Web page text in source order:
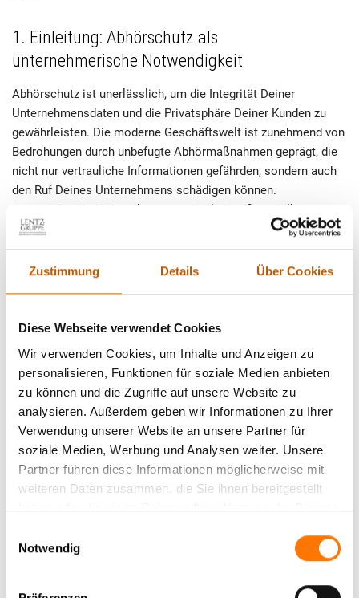
Zustimmung Details Über Cookies
Diese Webseite verwendet Cookies
Wir verwenden Cookies, um Inhalte und Anzeigen zu
personalisieren, Funktionen für soziale Medien anbieten
zu können und die Zugriffe auf unsere Website zu
analysieren. Außerdem geben wir Informationen zu Ihrer
Verwendung unserer Website an unsere Partner für
soziale Medien, Werbung und Analysen weiter. Unsere
Partner führen diese Informationen möglicherweise mit
weiteren Daten zusammen, die Sie ihnen bereitgestellt
haben oder die sie im Rahmen Ihrer Nutzung der Dienste
Notwendig
1. Einleitung: Abhörschutz als
unternehmerische Notwendigkeit
Abhörschutz ist unerlässlich, um die Integrität Deiner
Unternehmensdaten und die Privatsphäre Deiner Kunden zu
gewährleisten. Die moderne Geschäftswelt ist zunehmend von
Bedrohungen durch unbefugte Abhörmaßnahmen geprägt, die
nicht nur vertrauliche Informationen gefährden, sondern auch
den Ruf Deines Unternehmens schädigen können.
Unzureichender Schutz kann zu erheblichen finanziellen
Verlusten führen und das Vertrauen in Deine Marke
untergraben. Unternehmen müssen sich der Tatsache bewusst
sein, dass ihre sensiblen Gespräche und Daten ein attraktives
spezielle Abhörschutzgeräte sind daher unabdingbar, um
Technologien allein reicht nicht aus. Es ist ebenso wichtig,
rechtliche Rahmenbedingungen zu beachten und geschultes
Personal im Umgang mit Sicherheitsmaßnahmen zu haben.
Nur eine umfassende Strategie, die sowohl technische als
auch menschliche Faktoren berücksichtigt, kann wirksam vor
den drohenden Gefahren schützen und die
Unternehmenssicherheit erheblich steigern.
Risiken für Unternehmen und Privatsphäre